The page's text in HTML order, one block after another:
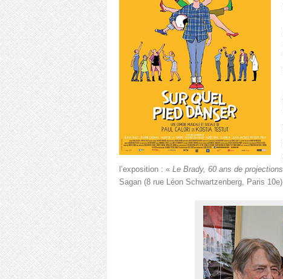
l’exposition : « Le Brady, 60 ans de projections
Sagan (8 rue Léon Schwartzenberg, Paris 10e).